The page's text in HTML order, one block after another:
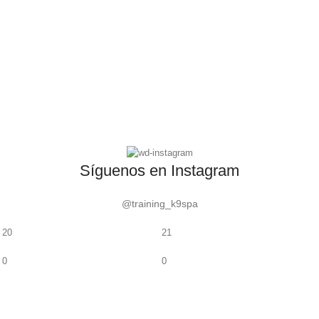
Síguenos en Instagram
@training_k9spa
20
0
21
0